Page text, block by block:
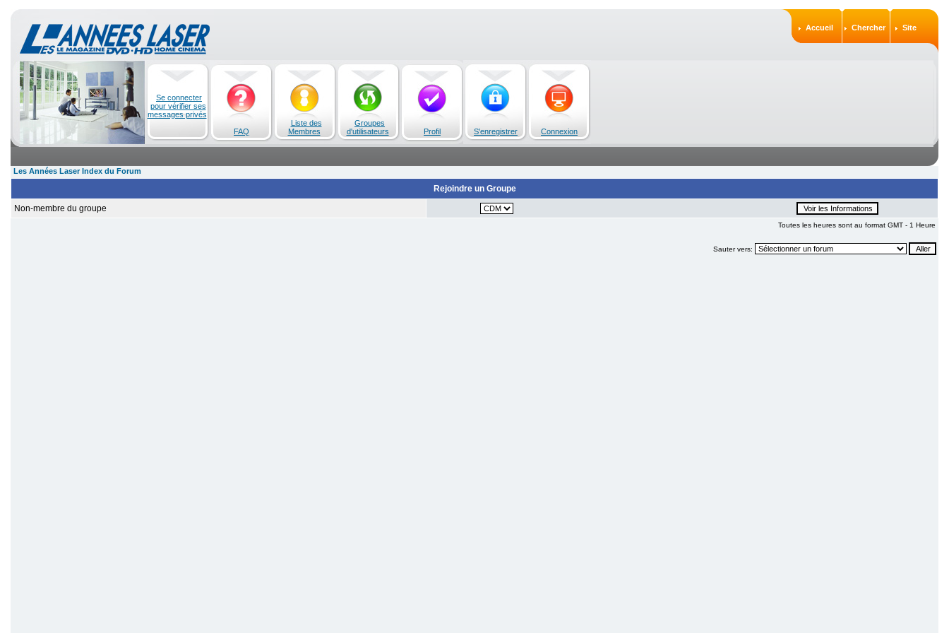
Accueil Chercher Site
Se connecter
pour vérifier ses
messages privés
FAQ
Liste des
Membres
Groupes
d'utilisateurs
Profil S'enregistrer Connexion
Les Années Laser Index du Forum
Rejoindre un Groupe
Non-membre du groupe
Toutes les heures sont au format GMT - 1 Heure
Sauter vers: